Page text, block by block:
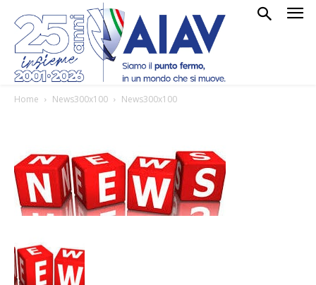
Home News300x100 News300x100